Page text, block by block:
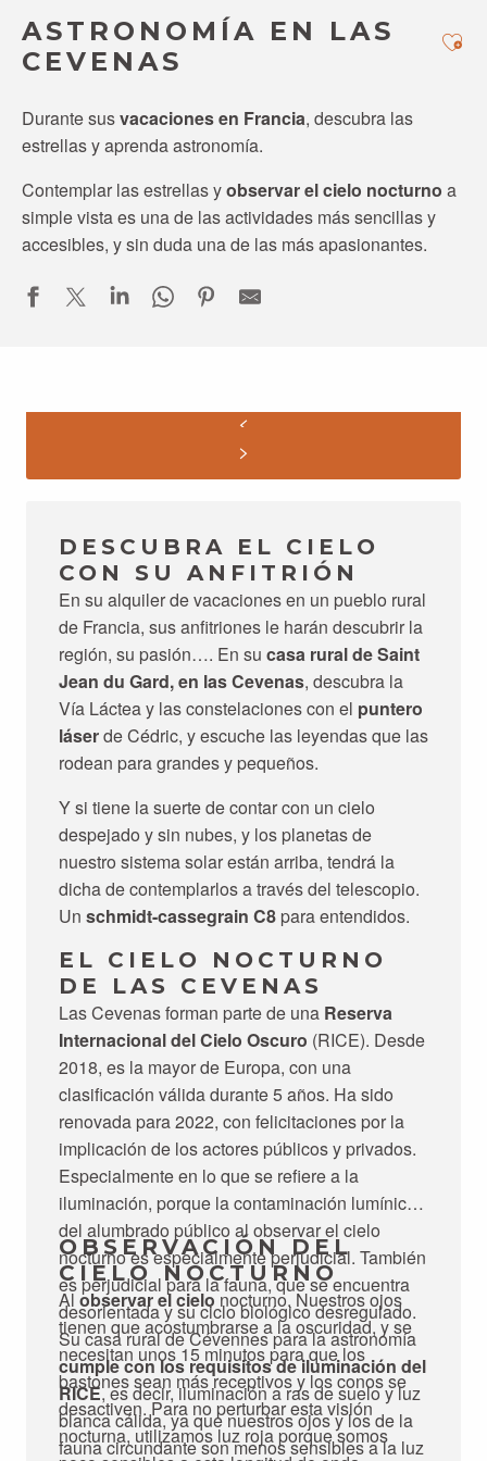
ASTRONOMÍA EN LAS
CEVENAS
Durante susvacaciones en Francia, descubra las
estrellas y aprenda astronomía.
Contemplar las estrellas yobservar el cielo nocturno a
simple vista es una de las actividades más sencillas y
accesibles, y sin duda una de las más apasionantes.
DESCUBRA EL CIELO
CON SU ANFITRIÓN
En su alquiler de vacaciones en un pueblo rural
de Francia, sus anfitriones le harán descubrir la
región, su pasión…. En su casa rural de Saint
Jean du Gard, en las Cevenas, descubra la
Vía Láctea y las constelaciones con el puntero
láserde Cédric, y escuche las leyendas que las
rodean para grandes y pequeños.
Y si tiene la suerte de contar con un cielo
despejado y sin nubes, y los planetas de
nuestro sistema solar están arriba, tendrá la
dicha de contemplarlos a través del telescopio.
Un schmidt-cassegrain C8 para entendidos.
EL CIELO NOCTURNO
DE LAS CEVENAS
Las Cevenas forman parte de una Reserva
Internacional del Cielo Oscuro (RICE). Desde
2018, es la mayor de Europa, con una
clasificación válida durante 5 años. Ha sido
renovada para 2022, con felicitaciones por la
implicación de los actores públicos y privados.
Especialmente en lo que se refiere a la
iluminación, porque la contaminación lumínica
del alumbrado público al observar el cielo
nocturno es especialmente perjudicial. También
es perjudicial para la fauna, que se encuentra
desorientada y su ciclo biológico desregulado.
Su casa rural de Cévennes para la astronomía
cumple con los requisitos de iluminación del
RICE, es decir, iluminación a ras de suelo y luz
blanca cálida, ya que nuestros ojos y los de la
fauna circundante son menos sensibles a la luz
OBSERVACIÓN DEL
CIELO NOCTURNO
Alobservar el cielonocturno. Nuestros ojos
tienen que acostumbrarse a la oscuridad, y se
necesitan unos 15 minutos para que los
bastones sean más receptivos y los conos se
desactiven. Para no perturbar esta visión
nocturna, utilizamos luz roja porque somos